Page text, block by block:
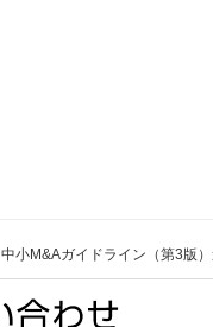
中小M&Aガイドライン（第3版